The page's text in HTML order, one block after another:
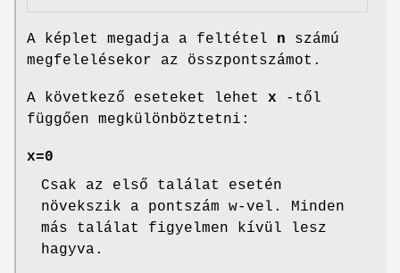
A képlet megadja a feltétel n számú
megfelelésekor az összpontszámot.
A következő eseteket lehet x -től
függően megkülönböztetni:
x=0
Csak az első találat esetén
növekszik a pontszám w-vel. Minden
más találat figyelmen kívül lesz
hagyva.